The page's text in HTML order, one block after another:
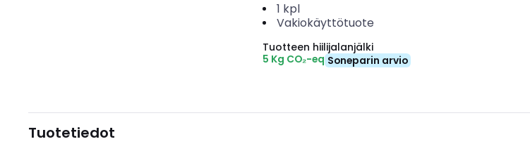
1 kpl
Vakiokäyttötuote
Tuotteen hiilijalanjälki
5 Kg CO₂-eq Soneparin arvio
Tuotetiedot